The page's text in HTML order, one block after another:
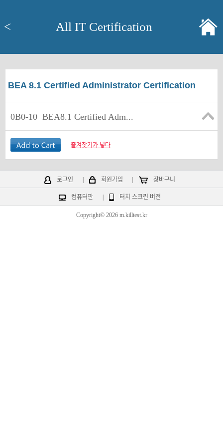
< All IT Certification
BEA 8.1 Certified Administrator Certification
0B0-10 BEA8.1 Certified Adm...
즐겨찾기가 넣다
로그인 회원가입 장바구니
컴퓨터판 터치 스크린 버전
Copyright© 2026 m.killtest.kr